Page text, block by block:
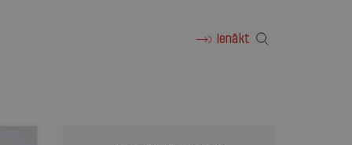
Ienākt